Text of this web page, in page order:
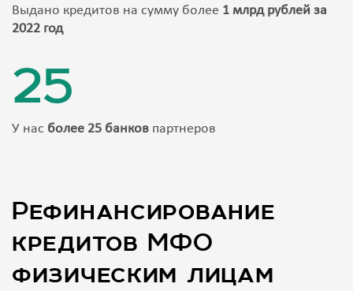
Выдано кредитов на сумму более 1 млрд рублей за
2022 год
25
У нас более 25 банков партнеров
Рефинансирование
кредитов МФО
физическим лицам